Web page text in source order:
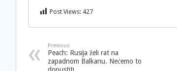
Post Views: 427
Previous
Peach: Rusija želi rat na
zapadnom Balkanu. Nećemo to